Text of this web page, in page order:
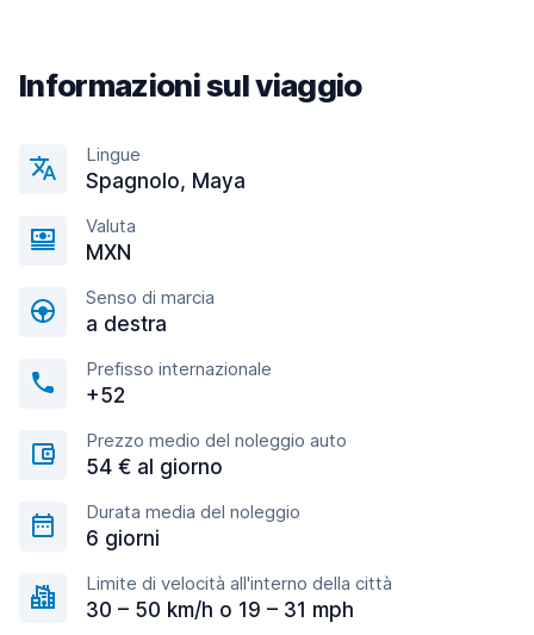
Informazioni sul viaggio
Lingue
Spagnolo, Maya
Valuta
MXN
Senso di marcia
a destra
Prefisso internazionale
+52
Prezzo medio del noleggio auto
54 € al giorno
Durata media del noleggio
6 giorni
Limite di velocità all'interno della città
30 – 50 km/h o 19 – 31 mph